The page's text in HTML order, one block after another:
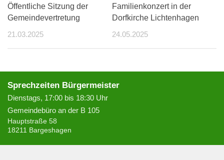
Öffentliche Sitzung der
Gemeindevertretung
21.03.2025
Familienkonzert in der
Dorfkirche Lichtenhagen
24.05.2025
Sprechzeiten Bürgermeister
Dienstags, 17:00 bis 18:30 Uhr
Gemeindebüro an der B 105
Hauptstraße 58
18211 Bargeshagen